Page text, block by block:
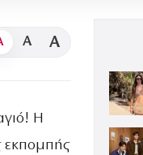
A A
Η
εκπομπής